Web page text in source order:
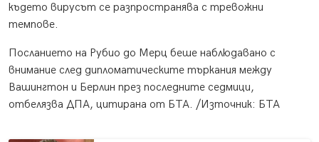
където вирусът се разпространява с тревожни
темпове.
Посланието на Рубио до Мерц беше наблюдавано с
внимание след дипломатическите търкания между
Вашингтон и Берлин през последните седмици,
отбелязва ДПА, цитирана от БТА. /Източник: БТА